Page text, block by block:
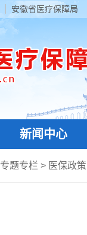
安徽省医疗保障局
新闻中心
专题专栏 > 医保政